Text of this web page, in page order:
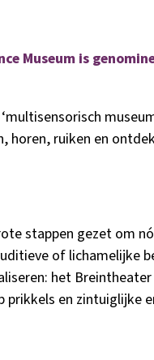
Museumis
horen, ruiken en
stappen gezet om
of lichamelijke
het
en zintuiglijke